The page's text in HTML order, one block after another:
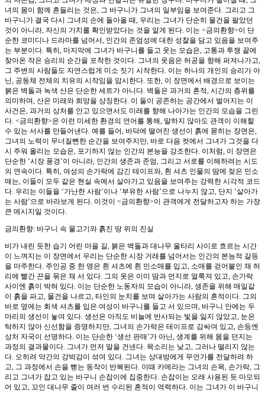
녀의 몸이 함께 흔들리는 것은, 그 바구니가 그녀의 일부임을 보여준다. 그리고 그
바구니가 결국 다시 그녀의 손에 돌아올 때, 우리는 그녀가 단순히 물건을 팔았던
것이 아니라, 자신의 가치를 확인받았다는 것을 알게 된다. 이는 <금의환향>이 단
순한 코미디나 드라마를 넘어서, 인간의 존엄성에 대한 성찰을 담고 있음을 보여주
는 부분이다. 특히, 마지막에 그녀가 바구니를 들고 웃는 모습은, 고통과 투쟁 끝에
찾아온 작은 승리의 순간을 포착한 것이다. 그녀의 웃음은 허공을 향해 퍼져나가고,
그 주변의 사람들도 자연스럽게 미소 짓기 시작한다. 이는 하나의 개인의 승리가 아
닌, 공동체 전체의 치유의 시작임을 암시한다. 또한, 이 장면에서 배경으로 보이는
붉은 벽돌과 녹색 산은 단순한 세트가 아니다. 벽돌은 과거의 흔적, 시간의 층위를
의미하며, 산은 미래와 희망을 상징한다. 이 둘이 공존하는 공간에서 벌어지는 이
사건은, 과거의 상처를 안고 있으면서도 미래를 향해 나아가는 인간의 모습을 그린
다. <금의환향>은 이런 미세한 환경의 언어를 통해, 말하지 않아도 관객이 이해할
수 있는 서사를 만들어낸다. 예를 들어, 바닥에 떨어진 생선이 흙에 묻히는 장면은,
그녀의 노력이 무너질뻔한 순간을 보여주지만, 바로 다음 컷에서 그녀가 그것을 다
시 주워 올리는 모습은, 포기하지 않는 인간의 본능을 강조한다. 이처럼, 이 장면은
단순한 ‘시장 풍경’이 아니라, 인간의 생존과 존엄, 그리고 서로를 이해하려는 시도
의 연속이다. 특히, 여성의 손가락에 감긴 테이프와, 흰 셔츠 인물의 땀에 젖은 민소
매는, 이들이 모두 같은 현실 속에서 살아가고 있음을 보여주는 강력한 시각적 코드
다. 우리는 이들을 ‘가난한 사람’이나 ‘부유한 사람’으로 나누지 않고, 단지 ‘살아가
는 사람’으로 바라보게 된다. 이것이 <금의환향>이 관객에게 전달하고자 하는 가장
큰 메시지일 것이다.
금의환향: 바구니 속 물고기와 흙진 땅 위의 진실
비가 내린 듯한 습기 어린 마을 길, 붉은 벽돌과 대나무 울타리 사이로 흐르는 시간
이 느껴지는 이 장면에서 우리는 단순한 시장 거래를 넘어서는 인간의 본능적 갈등
을 마주한다. 주인공 중 한 명은 흰 셔츠에 흰 민소매를 입고, 소매를 걷어붙인 채 허
리에 빨간 끈을 묶은 채 서 있다. 그의 옷은 이미 땀과 먼지로 얼룩져 있고, 손가락
사이엔 흙이 박혀 있다. 이는 단순한 노동자의 모습이 아니라, 생존을 위해 매일같
이 흙을 파고, 물건을 나르고, 타인의 눈치를 보며 살아가는 사람의 흔적이다. 그의
바로 옆에는 회색 셔츠를 입은 여성이 바구니를 들고 서 있으며, 바구니 안에는 두
마리의 생선이 놓여 있다. 생선은 아직도 비늘에 반사되는 빛을 잃지 않았고, 눈은
탁하지 않아 신선함을 증명하지만, 그녀의 손가락은 테이프로 감싸여 있고, 손등엔
상처 자국이 선명하다. 이는 단순한 ‘생선 판매’가 아닌, 생계를 위해 몸을 던지는
과정의 결과물이다. 그녀가 먼저 말을 건넨다. 목소리는 낮고, 그러나 떨리지 않는
다. 오히려 약간의 강박감이 섞여 있다. 그녀는 상대방에게 무언가를 전달하려 하
고, 그 과정에서 손을 뻗는 동작이 반복된다. 이때 카메라는 그녀의 손목, 손가락, 그
리고 그녀가 잡고 있는 바구니 손잡이에 집중한다. 손잡이는 오래 사용된 듯 마모되
어 있고, 꼬인 대나무 줄이 여러 번 수리된 흔적이 역력하다. 이는 그녀가 이 바구니